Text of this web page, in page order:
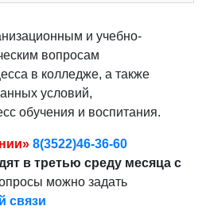
и учебно-
вопросам
в колледже, а также
условий,
обучения и воспитания.
8(3522)46-36-60
в третью среду месяца с
можно задать
связи